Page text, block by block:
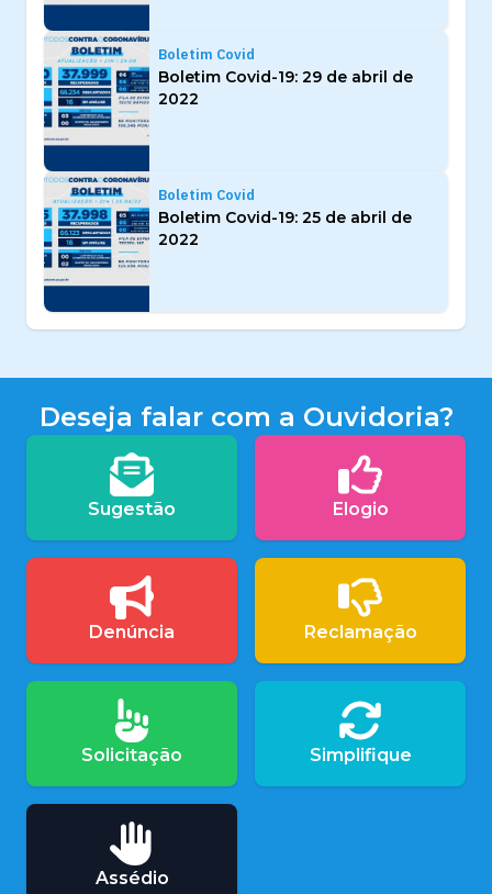
Boletim Covid
Boletim Covid-19: 29 de abril de
2022
Boletim Covid
Boletim Covid-19: 25 de abril de
2022
Deseja falar com a Ouvidoria?
Sugestão Elogio
Denúncia Reclamação
Solicitação Simplifique
Assédio